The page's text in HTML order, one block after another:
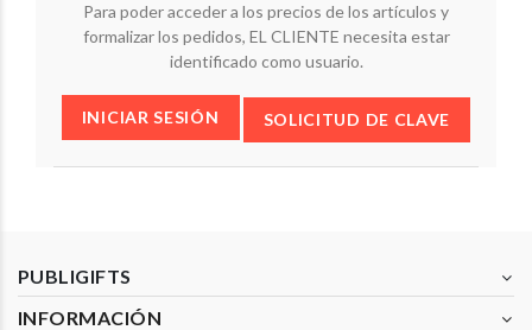
Para poder acceder a los precios de los artículos y
formalizar los pedidos, EL CLIENTE necesita estar
identificado como usuario.
INICIAR SESIÓN SOLICITUD DE CLAVE
PUBLIGIFTS
INFORMACIÓN